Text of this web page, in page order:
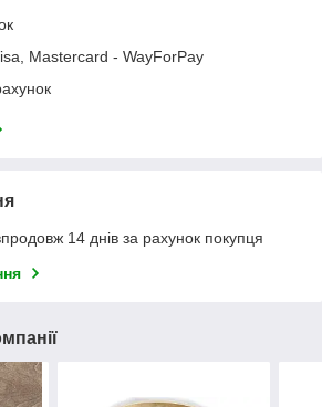
Mastercard - WayForPay
14 днів за рахунок покупця